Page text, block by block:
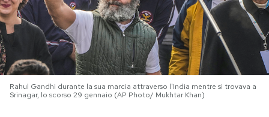
SHOP
CALENDARIO
Rahul Gandhi durante la sua marcia attraverso l'India mentre si trovava a
Srinagar, lo scorso 29 gennaio (AP Photo/ Mukhtar Khan)